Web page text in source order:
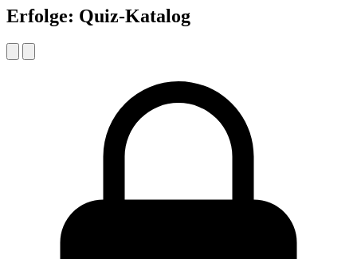
Erfolge: Quiz-Katalog